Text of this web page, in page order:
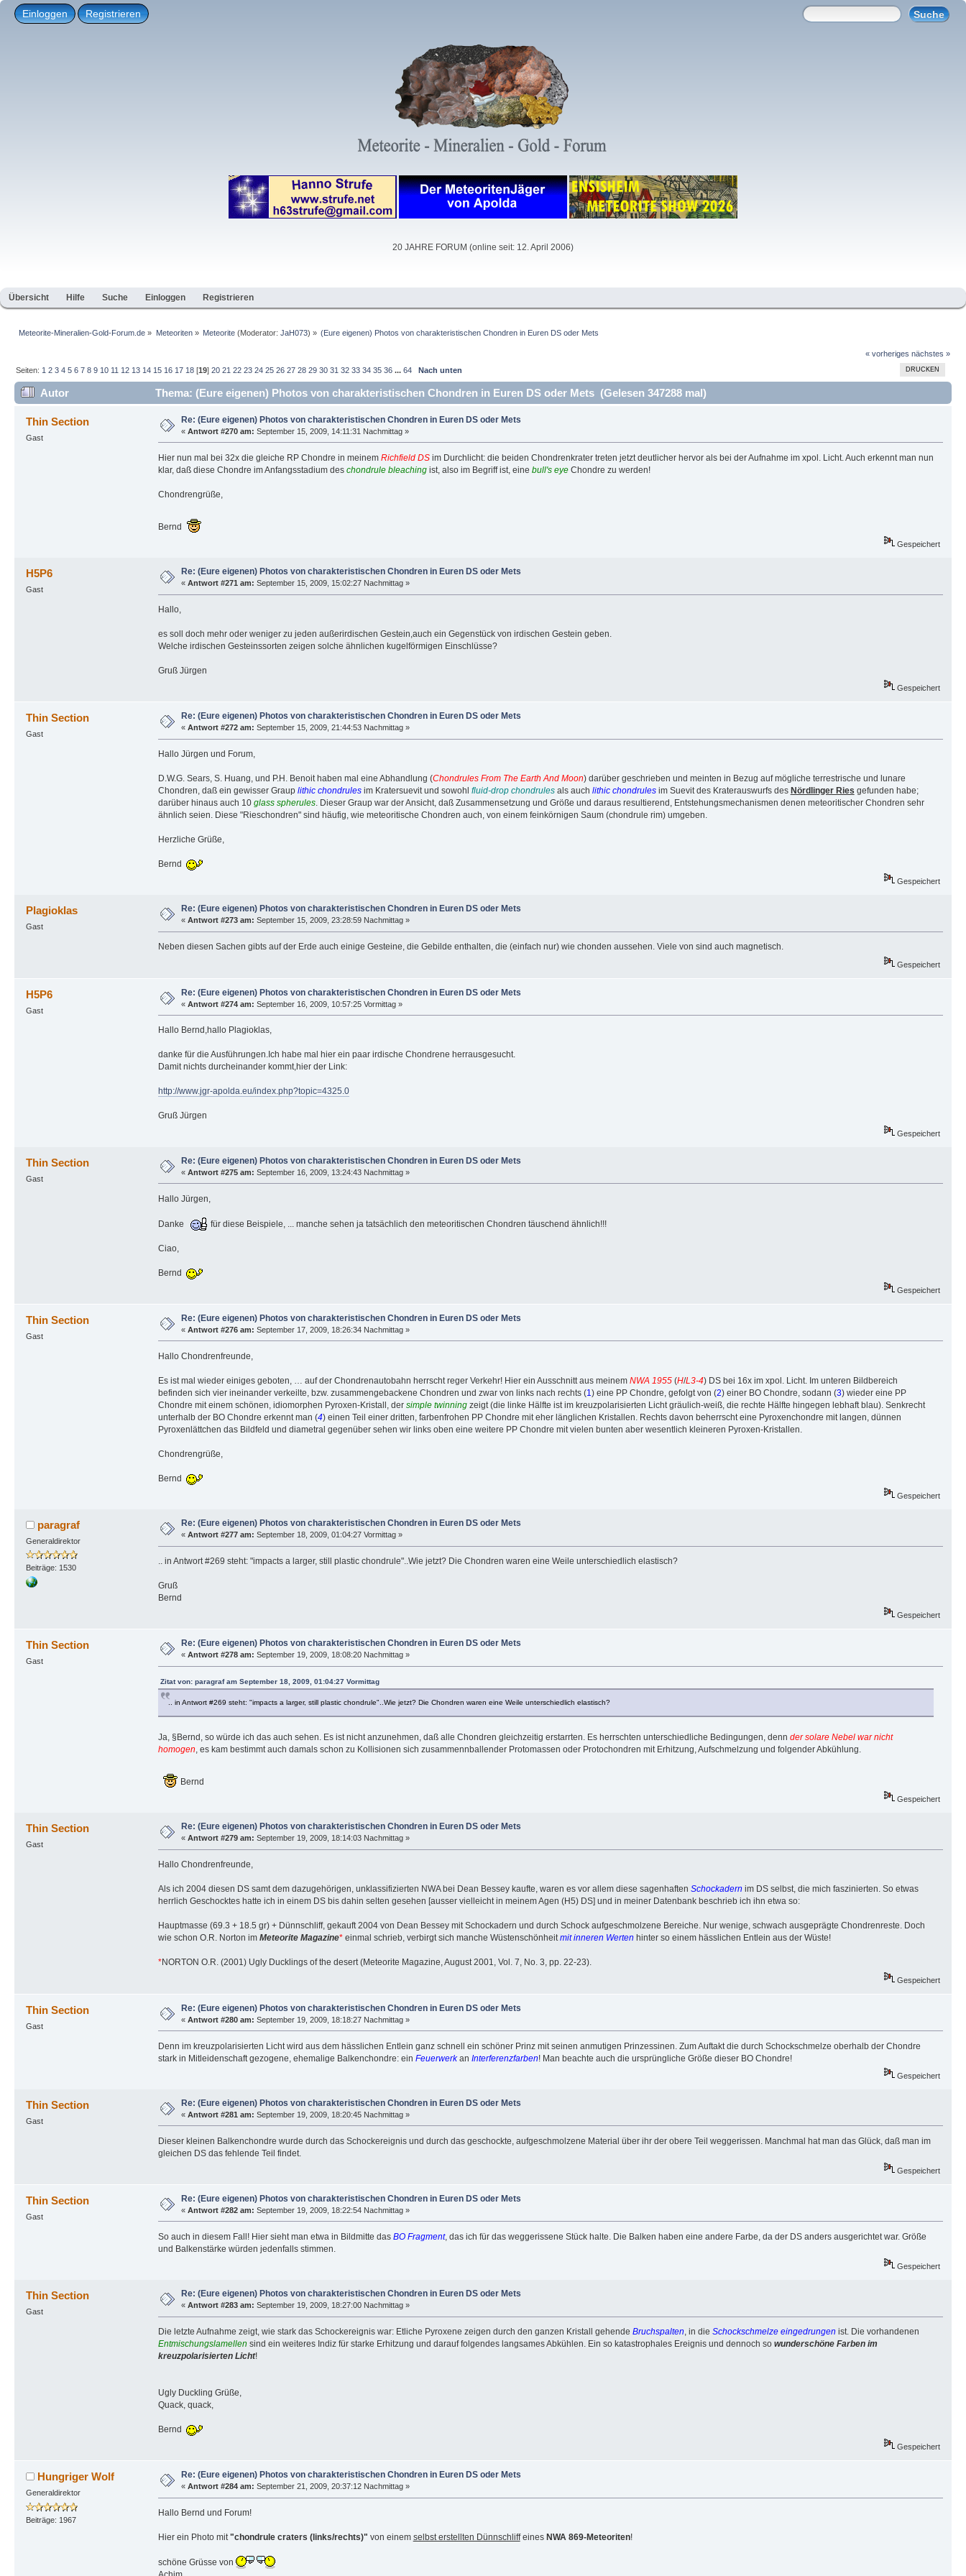
Einloggen Registrieren
20 JAHRE FORUM (online seit: 12. April 2006)
Übersicht Hilfe Suche Einloggen Registrieren
Meteorite-Mineralien-Gold-Forum.de » Meteoriten» Meteorite(Moderator: JaH073) » (Eure eigenen) Photos von charakteristischen Chondren in Euren DS oder Mets
« vorheriges nächstes »
DRUCKEN
Seiten: 1 2 3 4 5 6 7 8 9 10 11 12 13 14 15 16 17 18 [19]20 21 22 23 24 25 26 27 28 29 30 31 32 33 34 35 36 ...64 Nach unten
Autor Thema: (Eure eigenen) Photos von charakteristischen Chondren in Euren DS oder Mets (Gelesen 347288 mal)
Thin Section
Gast
Re: (Eure eigenen) Photos von charakteristischen Chondren in Euren DS oder Mets
« Antwort #270 am: September 15, 2009, 14:11:31 Nachmittag »
Hier nun mal bei 32x die gleiche RP Chondre in meinem Richfield DSim Durchlicht: die beiden Chondrenkrater treten jetzt deutlicher hervor als bei der Aufnahme im xpol. Licht. Auch erkennt man nun
klar, daß diese Chondre im Anfangsstadium des chondrule bleachingist, also im Begriff ist, eine bull's eyeChondre zu werden!
Chondrengrüße,
Bernd
Gespeichert
H5P6
Gast
Re: (Eure eigenen) Photos von charakteristischen Chondren in Euren DS oder Mets
« Antwort #271 am: September 15, 2009, 15:02:27 Nachmittag »
Hallo,
es soll doch mehr oder weniger zu jeden außerirdischen Gestein,auch ein Gegenstück von irdischen Gestein geben.
Welche irdischen Gesteinssorten zeigen solche ähnlichen kugelförmigen Einschlüsse?
Gruß Jürgen
Gespeichert
Thin Section
Gast
Re: (Eure eigenen) Photos von charakteristischen Chondren in Euren DS oder Mets
« Antwort #272 am: September 15, 2009, 21:44:53 Nachmittag »
Hallo Jürgen und Forum,
D.W.G. Sears, S. Huang, und P.H. Benoit haben mal eine Abhandlung (Chondrules From The Earth And Moon) darüber geschrieben und meinten in Bezug auf mögliche terrestrische und lunare
Chondren, daß ein gewisser Graup lithic chondrulesim Kratersuevit und sowohl fluid-drop chondrulesals auch lithic chondrulesim Suevit des Kraterauswurfs des Nördlinger Ries gefunden habe;
darüber hinaus auch 10 glass spherules. Dieser Graup war der Ansicht, daß Zusammensetzung und Größe und daraus resultierend, Entstehungsmechanismen denen meteoritischer Chondren sehr
ähnlich seien. Diese "Rieschondren" sind häufig, wie meteoritische Chondren auch, von einem feinkörnigen Saum (chondrule rim) umgeben.
Herzliche Grüße,
Bernd
Gespeichert
Plagioklas
Gast
Re: (Eure eigenen) Photos von charakteristischen Chondren in Euren DS oder Mets
« Antwort #273 am: September 15, 2009, 23:28:59 Nachmittag »
Neben diesen Sachen gibts auf der Erde auch einige Gesteine, die Gebilde enthalten, die (einfach nur) wie chonden aussehen. Viele von sind auch magnetisch.
Gespeichert
H5P6
Gast
Re: (Eure eigenen) Photos von charakteristischen Chondren in Euren DS oder Mets
« Antwort #274 am: September 16, 2009, 10:57:25 Vormittag »
Hallo Bernd,hallo Plagioklas,
danke für die Ausführungen.Ich habe mal hier ein paar irdische Chondrene herrausgesucht.
Damit nichts durcheinander kommt,hier der Link:
http://www.jgr-apolda.eu/index.php?topic=4325.0
Gruß Jürgen
Gespeichert
Thin Section
Gast
Re: (Eure eigenen) Photos von charakteristischen Chondren in Euren DS oder Mets
« Antwort #275 am: September 16, 2009, 13:24:43 Nachmittag »
Hallo Jürgen,
Danke für diese Beispiele, ... manche sehen ja tatsächlich den meteoritischen Chondren täuschend ähnlich!!!
Ciao,
Bernd
Gespeichert
Thin Section
Gast
Re: (Eure eigenen) Photos von charakteristischen Chondren in Euren DS oder Mets
« Antwort #276 am: September 17, 2009, 18:26:34 Nachmittag »
Hallo Chondrenfreunde,
Es ist mal wieder einiges geboten, … auf der Chondrenautobahn herrscht reger Verkehr! Hier ein Ausschnitt aus meinem NWA 1955(H/L3-4) DS bei 16x im xpol. Licht. Im unteren Bildbereich
befinden sich vier ineinander verkeilte, bzw. zusammengebackene Chondren und zwar von links nach rechts (1) eine PP Chondre, gefolgt von (2) einer BO Chondre, sodann (3) wieder eine PP
Chondre mit einem schönen, idiomorphen Pyroxen-Kristall, der simple twinningzeigt (die linke Hälfte ist im kreuzpolarisierten Licht gräulich-weiß, die rechte Hälfte hingegen lebhaft blau). Senkrecht
unterhalb der BO Chondre erkennt man (4) einen Teil einer dritten, farbenfrohen PP Chondre mit eher länglichen Kristallen. Rechts davon beherrscht eine Pyroxenchondre mit langen, dünnen
Pyroxenlättchen das Bildfeld und diametral gegenüber sehen wir links oben eine weitere PP Chondre mit vielen bunten aber wesentlich kleineren Pyroxen-Kristallen.
Chondrengrüße,
Bernd
Gespeichert
paragraf
Generaldirektor
Beiträge: 1530
Re: (Eure eigenen) Photos von charakteristischen Chondren in Euren DS oder Mets
« Antwort #277 am: September 18, 2009, 01:04:27 Vormittag »
.. in Antwort #269 steht: "impacts a larger, still plastic chondrule"..Wie jetzt? Die Chondren waren eine Weile unterschiedlich elastisch?
Gruß
Bernd
Gespeichert
Thin Section
Gast
Re: (Eure eigenen) Photos von charakteristischen Chondren in Euren DS oder Mets
« Antwort #278 am: September 19, 2009, 18:08:20 Nachmittag »
Zitat von: paragraf am September 18, 2009, 01:04:27 Vormittag
.. in Antwort #269 steht: "impacts a larger, still plastic chondrule"..Wie jetzt? Die Chondren waren eine Weile unterschiedlich elastisch?
Ja, §Bernd, so würde ich das auch sehen. Es ist nicht anzunehmen, daß alle Chondren gleichzeitig erstarrten. Es herrschten unterschiedliche Bedingungen, denn der solare Nebel war nicht
homogen, es kam bestimmt auch damals schon zu Kollisionen sich zusammennballender Protomassen oder Protochondren mit Erhitzung, Aufschmelzung und folgender Abkühlung.
Bernd
Gespeichert
Thin Section
Gast
Re: (Eure eigenen) Photos von charakteristischen Chondren in Euren DS oder Mets
« Antwort #279 am: September 19, 2009, 18:14:03 Nachmittag »
Hallo Chondrenfreunde,
Als ich 2004 diesen DS samt dem dazugehörigen, unklassifizierten NWA bei Dean Bessey kaufte, waren es vor allem diese sagenhaften Schockadern im DS selbst, die mich faszinierten. So etwas
herrlich Geschocktes hatte ich in einem DS bis dahin selten gesehen [ausser vielleicht in meinem Agen (H5) DS] und in meiner Datenbank beschrieb ich ihn etwa so:
Hauptmasse (69.3 + 18.5 gr) + Dünnschliff, gekauft 2004 von Dean Bessey mit Schockadern und durch Schock aufgeschmolzene Bereiche. Nur wenige, schwach ausgeprägte Chondrenreste. Doch
wie schon O.R. Norton im Meteorite Magazine*einmal schrieb, verbirgt sich manche Wüstenschönheitmit inneren Werten hinter so einem hässlichen Entlein aus der Wüste!
*NORTON O.R. (2001) Ugly Ducklings of the desert (Meteorite Magazine, August 2001, Vol. 7, No. 3, pp. 22-23).
Gespeichert
Thin Section
Gast
Re: (Eure eigenen) Photos von charakteristischen Chondren in Euren DS oder Mets
« Antwort #280 am: September 19, 2009, 18:18:27 Nachmittag »
Denn im kreuzpolarisierten Licht wird aus dem hässlichen Entlein ganz schnell ein schöner Prinz mit seinen anmutigen Prinzessinen. Zum Auftakt die durch Schockschmelze oberhalb der Chondre
stark in Mitleidenschaft gezogene, ehemalige Balkenchondre: ein Feuerwerkan Interferenzfarben! Man beachte auch die ursprüngliche Größe dieser BO Chondre!
Gespeichert
Thin Section
Gast
Re: (Eure eigenen) Photos von charakteristischen Chondren in Euren DS oder Mets
« Antwort #281 am: September 19, 2009, 18:20:45 Nachmittag »
Dieser kleinen Balkenchondre wurde durch das Schockereignis und durch das geschockte, aufgeschmolzene Material über ihr der obere Teil weggerissen. Manchmal hat man das Glück, daß man im
gleichen DS das fehlende Teil findet.
Gespeichert
Thin Section
Gast
Re: (Eure eigenen) Photos von charakteristischen Chondren in Euren DS oder Mets
« Antwort #282 am: September 19, 2009, 18:22:54 Nachmittag »
So auch in diesem Fall! Hier sieht man etwa in Bildmitte das BO Fragment, das ich für das weggerissene Stück halte. Die Balken haben eine andere Farbe, da der DS anders ausgerichtet war. Größe
und Balkenstärke würden jedenfalls stimmen.
Gespeichert
Thin Section
Gast
Re: (Eure eigenen) Photos von charakteristischen Chondren in Euren DS oder Mets
« Antwort #283 am: September 19, 2009, 18:27:00 Nachmittag »
Die letzte Aufnahme zeigt, wie stark das Schockereignis war: Etliche Pyroxene zeigen durch den ganzen Kristall gehende Bruchspalten, in die Schockschmelze eingedrungen ist. Die vorhandenen
Entmischungslamellen sind ein weiteres Indiz für starke Erhitzung und darauf folgendes langsames Abkühlen. Ein so katastrophales Ereignis und dennoch so wunderschöne Farben im
kreuzpolarisierten Licht!
Ugly Duckling Grüße,
Quack, quack,
Bernd
Gespeichert
Hungriger Wolf
Generaldirektor
Beiträge: 1967
Re: (Eure eigenen) Photos von charakteristischen Chondren in Euren DS oder Mets
« Antwort #284 am: September 21, 2009, 20:37:12 Nachmittag »
Hallo Bernd und Forum!
Hier ein Photo mit"chondrule craters (links/rechts)" von einem selbst erstellten Dünnschliffeines NWA 869-Meteoriten!
schöne Grüsse von